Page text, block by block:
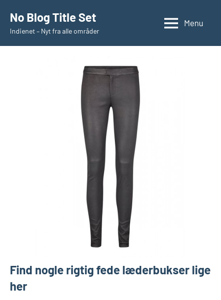
indhold
No Blog Title Set
Indienet – Nyt fra alle områder
Menu
Find nogle rigtig fede læderbukser lige
her